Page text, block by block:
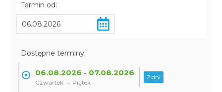
Termin od:
Dostępne terminy:
06.08.2026 - 07.08.2026
Czwartek → Piątek
2 dni